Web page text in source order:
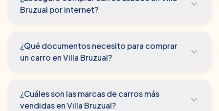
Bruzual por internet?
¿Qué documentos necesito para comprar
un carro en Villa Bruzual?
¿Cuáles son las marcas de carros más
vendidas en Villa Bruzual?